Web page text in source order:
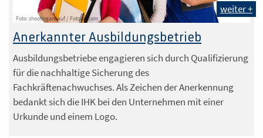
Foto: shootingankauf / Fotolia.com
weiter +
Anerkannter Ausbildungsbetrieb
Ausbildungsbetriebe engagieren sich durch Qualifizierung
für die nachhaltige Sicherung des
Fachkräftenachwuchses. Als Zeichen der Anerkennung
bedankt sich die IHK bei den Unternehmen mit einer
Urkunde und einem Logo.